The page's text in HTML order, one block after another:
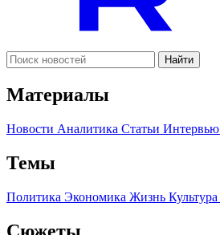
Найти
Материалы
Новости Аналитика Статьи Интервью
Темы
Политика Экономика Жизнь Культура
Сюжеты